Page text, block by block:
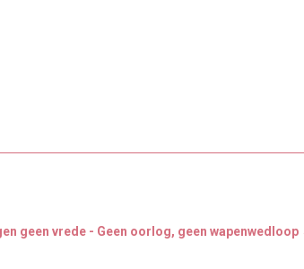
geen vrede - Geen oorlog, geen wapenwedloop